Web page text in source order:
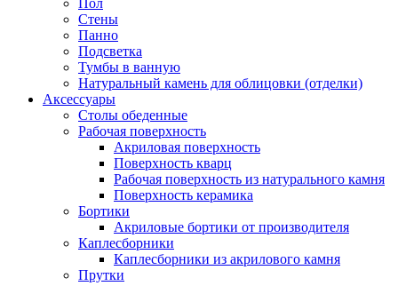
Пол
Стены
Панно
Подсветка
Тумбы в ванную
Натуральный камень для облицовки (отделки)
Аксессуары
Столы обеденные
Рабочая поверхность
Акриловая поверхность
Поверхность кварц
Рабочая поверхность из натурального камня
Поверхность керамика
Бортики
Акриловые бортики от производителя
Каплесборники
Каплесборники из акрилового камня
Прутки